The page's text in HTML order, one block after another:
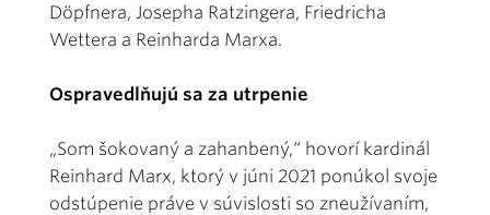
Döpfnera, Josepha Ratzingera, Friedricha
Wettera a Reinharda Marxa.
Ospravedlňujú sa za utrpenie
„Som šokovaný a zahanbený,“ hovorí kardinál
Reinhard Marx, ktorý v júni 2021 ponúkol svoje
odstúpenie práve v súvislosti so zneužívaním,